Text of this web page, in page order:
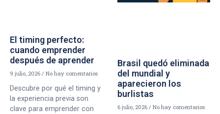
El timing perfecto:
cuando emprender
después de aprender
9 julio, 2026 No hay comentarios
Descubre por qué el timing y
la experiencia previa son
clave para emprender con
Brasil quedó eliminada
del mundial y
aparecieron los
burlistas
6 julio, 2026 No hay comentarios